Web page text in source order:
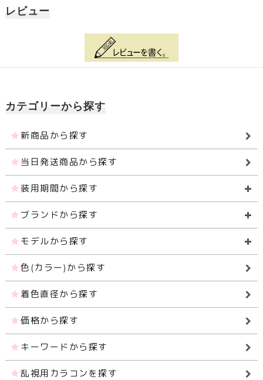
レビュー
カテゴリーから探す
新商品から探す
当日発送商品から探す
装用期間から探す
ブランドから探す
モデルから探す
色(カラー)から探す
着色直径から探す
価格から探す
キーワードから探す
乱視用カラコンを探す